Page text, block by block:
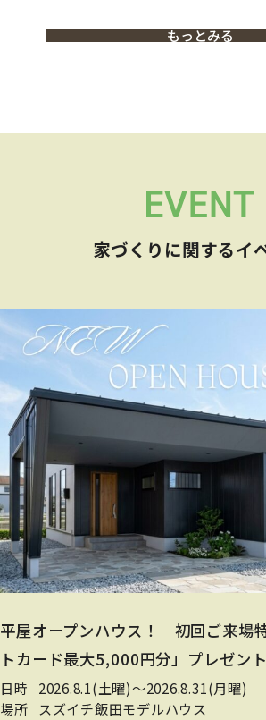
もっとみる
家づくりに関するイ
平屋オープンハウス！ 初回ご来場
トカード最大5,000円分」プレゼント
日時
2026.8.1(土曜)〜2026.8.31(月曜)
場所
スズイチ飯田モデルハウス